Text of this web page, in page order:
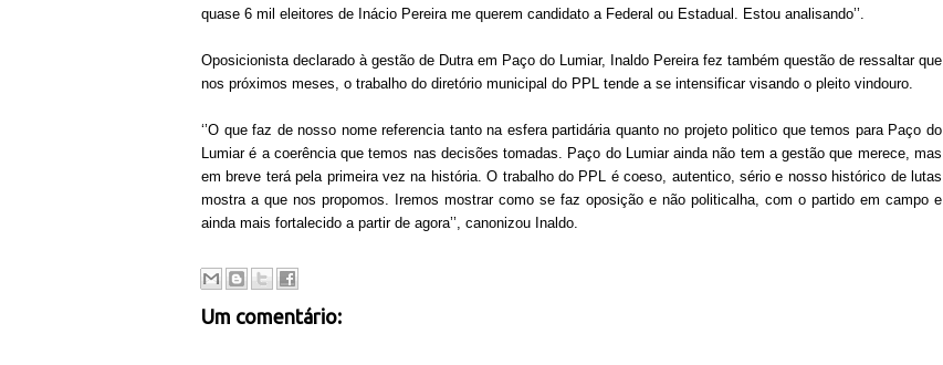
quase 6 mil eleitores de Inácio Pereira me querem candidato a Federal ou Estadual. Estou analisando’’.
Oposicionista declarado à gestão de Dutra em Paço do Lumiar, Inaldo Pereira fez também questão de ressaltar que
nos próximos meses, o trabalho do diretório municipal do PPL tende a se intensificar visando o pleito vindouro.
‘’O que faz de nosso nome referencia tanto na esfera partidária quanto no projeto politico que temos para Paço do
Lumiar é a coerência que temos nas decisões tomadas. Paço do Lumiar ainda não tem a gestão que merece, mas
em breve terá pela primeira vez na história. O trabalho do PPL é coeso, autentico, sério e nosso histórico de lutas
mostra a que nos propomos. Iremos mostrar como se faz oposição e não politicalha, com o partido em campo e
ainda mais fortalecido a partir de agora’’, canonizou Inaldo.
Um comentário: